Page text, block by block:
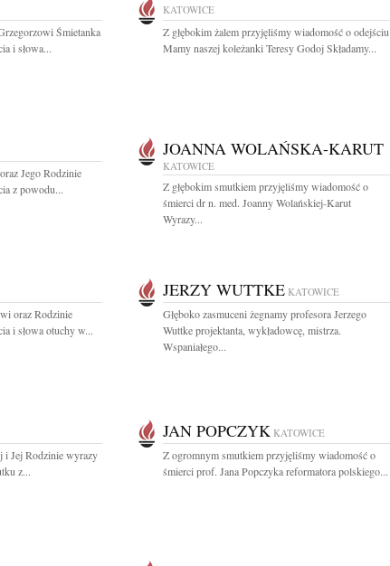
Śmietanka
i słowa...
KATOWICE
Z głębokim żalem przyjęliśmy wiadomość o odejściu
Mamy naszej koleżanki Teresy Godoj Składamy...
Jego Rodzinie
z powodu...
JOANNA WOLAŃSKA-KARUT
KATOWICE
Z głębokim smutkiem przyjęliśmy wiadomość o
śmierci dr n. med. Joanny Wolańskiej-Karut
Wyrazy...
oraz Rodzinie
i słowa otuchy w...
JERZY WUTTKE KATOWICE
Głęboko zasmuceni żegnamy profesora Jerzego
Wuttke projektanta, wykładowcę, mistrza.
Wspaniałego...
i Jej Rodzinie wyrazy
z...
JAN POPCZYK KATOWICE
Z ogromnym smutkiem przyjęliśmy wiadomość o
śmierci prof. Jana Popczyka reformatora polskiego...